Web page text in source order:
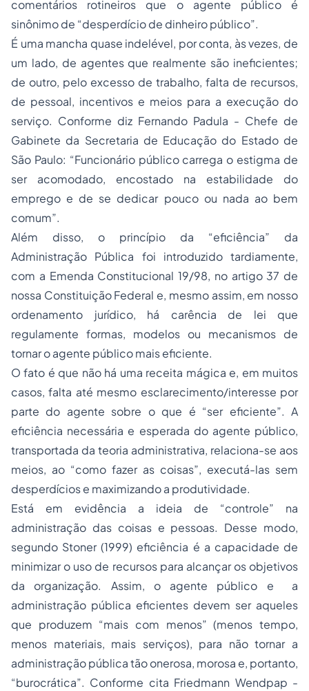
comentários rotineiros que o agente público é
sinônimo de “desperdício de dinheiro público”.
É uma mancha quase indelével, por conta, às vezes, de
um lado, de agentes que realmente são ineficientes;
de outro, pelo excesso de trabalho, falta de recursos,
de pessoal, incentivos e meios para a execução do
serviço. Conforme diz Fernando Padula - Chefe de
Gabinete da Secretaria de Educação do Estado de
São Paulo: “Funcionário público carrega o estigma de
ser acomodado, encostado na estabilidade do
emprego e de se dedicar pouco ou nada ao bem
comum”.
Além disso, o princípio da “eficiência” da
Administração Pública foi introduzido tardiamente,
com a Emenda Constitucional 19/98, no artigo 37 de
nossa Constituição Federal e, mesmo assim, em nosso
ordenamento jurídico, há carência de lei que
regulamente formas, modelos ou mecanismos de
tornar o agente público mais eficiente.
O fato é que não há uma receita mágica e, em muitos
casos, falta até mesmo esclarecimento/interesse por
parte do agente sobre o que é “ser eficiente”. A
eficiência necessária e esperada do agente público,
transportada da teoria administrativa, relaciona-se aos
meios, ao “como fazer as coisas”, executá-las sem
desperdícios e maximizando a produtividade.
Está em evidência a ideia de “controle” na
administração das coisas e pessoas. Desse modo,
segundo Stoner (1999) eficiência é a capacidade de
minimizar o uso de recursos para alcançar os objetivos
da organização. Assim, o agente público e a
administração pública eficientes devem ser aqueles
que produzem “mais com menos” (menos tempo,
menos materiais, mais serviços), para não tornar a
administração pública tão onerosa, morosa e, portanto,
“burocrática”. Conforme cita Friedmann Wendpap -